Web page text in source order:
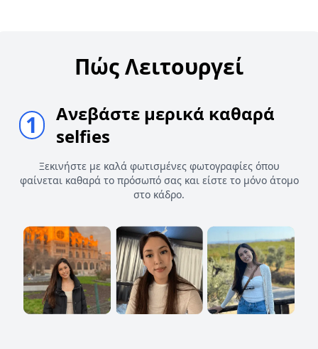
Πώς Λειτουργεί
1
Ανεβάστε μερικά καθαρά
selfies
Ξεκινήστε με καλά φωτισμένες φωτογραφίες όπου
φαίνεται καθαρά το πρόσωπό σας και είστε το μόνο άτομο
στο κάδρο.